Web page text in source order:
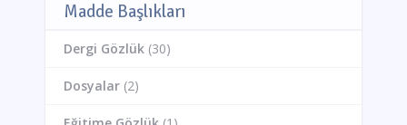
Madde Başlıkları
Dergi Gözlük(30)
Dosyalar(2)